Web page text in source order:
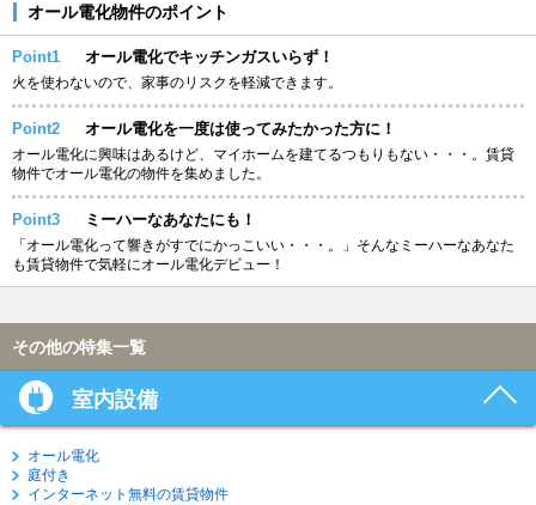
オール電化物件のポイント
Point1 オール電化でキッチンガスいらず！
火を使わないので、家事のリスクを軽減できます。
Point2 オール電化を一度は使ってみたかった方に！
オール電化に興味はあるけど、マイホームを建てるつもりもない・・・。賃貸
物件でオール電化の物件を集めました。
Point3 ミーハーなあなたにも！
「オール電化って響きがすでにかっこいい・・・。」そんなミーハーなあなた
も賃貸物件で気軽にオール電化デビュー！
その他の特集一覧
室内設備
オール電化
庭付き
インターネット無料の賃貸物件